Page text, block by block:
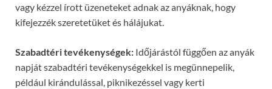
vagy kézzel írott üzeneteket adnak az anyáknak, hogy
kifejezzék szeretetüket és hálájukat.
Szabadtéri tevékenységek: Időjárástól függően az anyák
napját szabadtéri tevékenységekkel is megünnepelik,
például kirándulással, piknikezéssel vagy kerti